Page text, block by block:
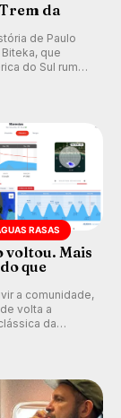
da
de Paulo
que
do Sul rumo
uma jornada
RASAS
voltou. Mais
que
a comunidade,
volta a
da
rasas,
16 dias.